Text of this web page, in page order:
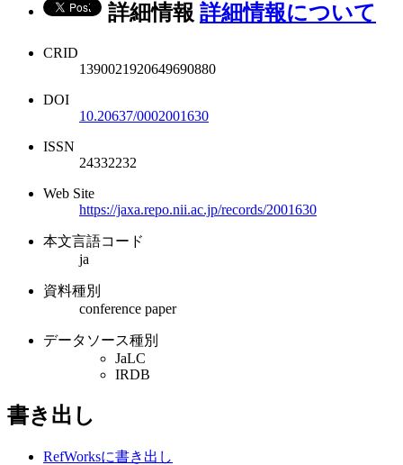
詳細情報 詳細情報について
CRID
1390021920649690880
DOI
10.20637/0002001630
ISSN
24332232
Web Site
https://jaxa.repo.nii.ac.jp/records/2001630
本文言語コード
ja
資料種別
conference paper
データソース種別
JaLC
IRDB
書き出し
RefWorksに書き出し